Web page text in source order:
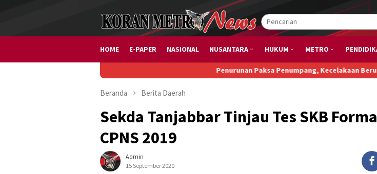
HOME E-PAPER NASIONAL NUSANTARA HUKUM METRO
Penurunan Paksa Penumpang, Kecelakaan Beruntun,
Beranda Berita Daerah
Sekda Tanjabbar Tinjau Tes SKB
CPNS 2019
Admin
15 September 2020